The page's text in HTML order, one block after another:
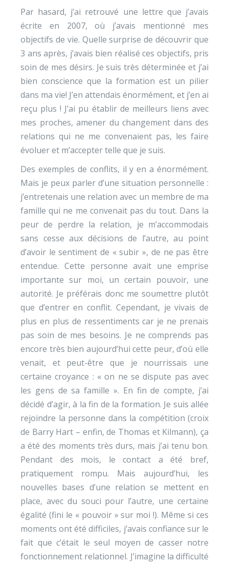
Par hasard, j’ai retrouvé une lettre que j’avais
écrite en 2007, où j’avais mentionné mes
objectifs de vie. Quelle surprise de découvrir que
3 ans après, j’avais bien réalisé ces objectifs, pris
soin de mes désirs. Je suis très déterminée et j’ai
bien conscience que la formation est un pilier
dans ma vie! J’en attendais énormément, et j’en ai
reçu plus ! J’ai pu établir de meilleurs liens avec
mes proches, amener du changement dans des
relations qui ne me convenaient pas, les faire
évoluer et m’accepter telle que je suis.
Des exemples de conflits, il y en a énormément.
Mais je peux parler d’une situation personnelle :
j’entretenais une relation avec un membre de ma
famille qui ne me convenait pas du tout. Dans la
peur de perdre la relation, je m’accommodais
sans cesse aux décisions de l’autre, au point
d’avoir le sentiment de « subir », de ne pas être
entendue. Cette personne avait une emprise
importante sur moi, un certain pouvoir, une
autorité. Je préférais donc me soumettre plutôt
que d’entrer en conflit. Cependant, je vivais de
plus en plus de ressentiments car je ne prenais
pas soin de mes besoins. Je ne comprends pas
encore très bien aujourd’hui cette peur, d’où elle
venait, et peut-être que je nourrissais une
certaine croyance : « on ne se dispute pas avec
les gens de sa famille ». En fin de compte, j’ai
décidé d’agir, à la fin de la formation. Je suis allée
rejoindre la personne dans la compétition (croix
de Barry Hart – enfin, de Thomas et Kilmann), ça
a été des moments très durs, mais j’ai tenu bon.
Pendant des mois, le contact a été bref,
pratiquement rompu. Mais aujourd’hui, les
nouvelles bases d’une relation se mettent en
place, avec du souci pour l’autre, une certaine
égalité (fini le « pouvoir » sur moi !). Même si ces
moments ont été difficiles, j’avais confiance sur le
fait que c’était le seul moyen de casser notre
fonctionnement relationnel. J’imagine la difficulté